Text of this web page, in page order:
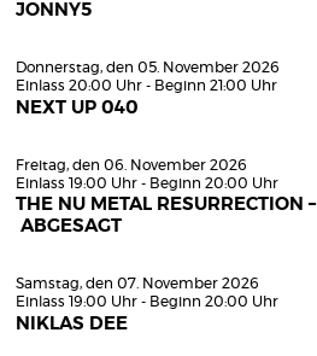
JONNY5
Donnerstag, den 05. November 2026
Einlass 20:00 Uhr - Beginn 21:00 Uhr
NEXT UP 040
Freitag, den 06. November 2026
Einlass 19:00 Uhr - Beginn 20:00 Uhr
THE NU METAL RESURRECTION –
ABGESAGT
Samstag, den 07. November 2026
Einlass 19:00 Uhr - Beginn 20:00 Uhr
NIKLAS DEE